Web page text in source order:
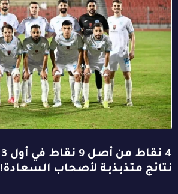
نتائج متذبذبة لأصحاب السعادة!